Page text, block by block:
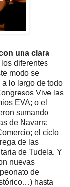
una clara
diferentes
modo se
lo largo de todo
Vive las
EVA; o el
sumando
de Navarra
el ciclo
de las
de Tudela. Y
nuevas
de
hasta